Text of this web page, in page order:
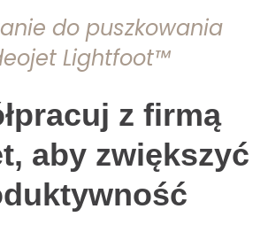
do puszkowania
Lightfoot™
z firmą
aby zwiększyć